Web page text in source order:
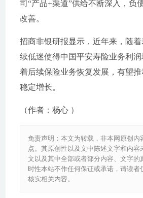
司“产品+渠道”供给不断深入，负
改善。
招商非银研报显示，近年来，随
续低迷使得中国平安寿险业务利
着后续保险业务恢复发展，有望
稳定增长。
（作者：杨心 ）
免责声明：本文为转载，非本网原创内
点。其原创性以及文中陈述文字和内容
文以及其中全部或者部分内容、文字的
时性本站不作任何保证或承诺，请读者
核实相关内容。